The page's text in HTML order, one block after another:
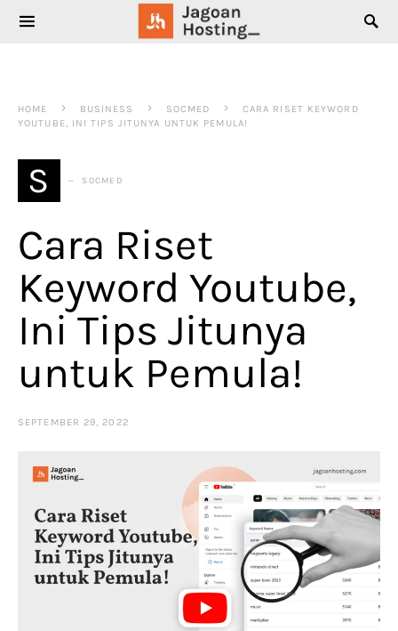
SEARCH FOR:
HOME BUSINESS SOCMED
CARA RISET KEYWORD
YOUTUBE, INI TIPS JITUNYA UNTUK PEMULA!
S SOCMED
Cara Riset
Keyword Youtube,
Ini Tips Jitunya
untuk Pemula!
SEPTEMBER 29, 2022